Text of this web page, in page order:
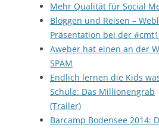
Mehr Qualität für Social
Bloggen und Reisen –
Präsentation bei der
Aweber hat einen an der
SPAM
Endlich lernen die Kids
Schule: Das Millionengrab
(Trailer)
Barcamp Bodensee 2014: